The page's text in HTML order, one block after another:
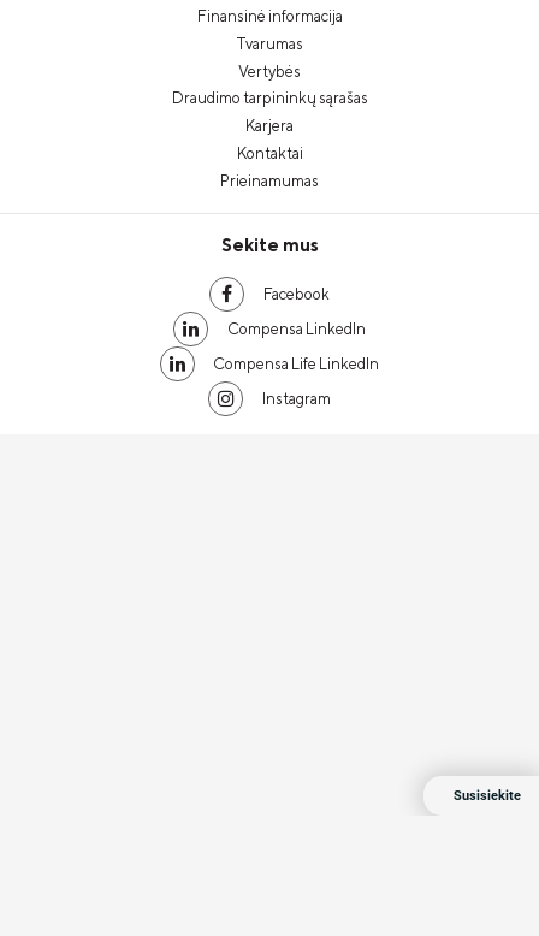
Finansinė informacija
Tvarumas
Vertybės
Draudimo tarpininkų sąrašas
Karjera
Kontaktai
Prieinamumas
Sekite mus
Facebook
Compensa LinkedIn
Compensa Life LinkedIn
Instagram
Susisiekite